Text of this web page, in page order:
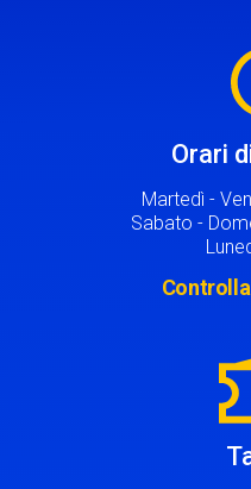
Orari
Martedì -
Sabato -